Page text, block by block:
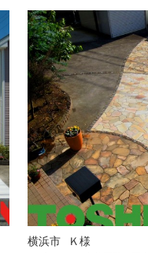
横浜市 Ｋ様